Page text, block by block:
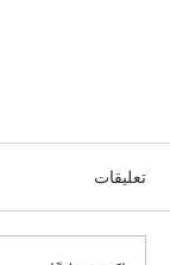
تعليقات